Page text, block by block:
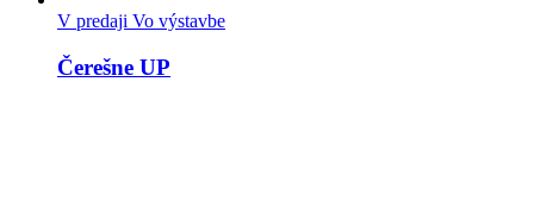
V predaji Vo výstavbe
Čerešne UP